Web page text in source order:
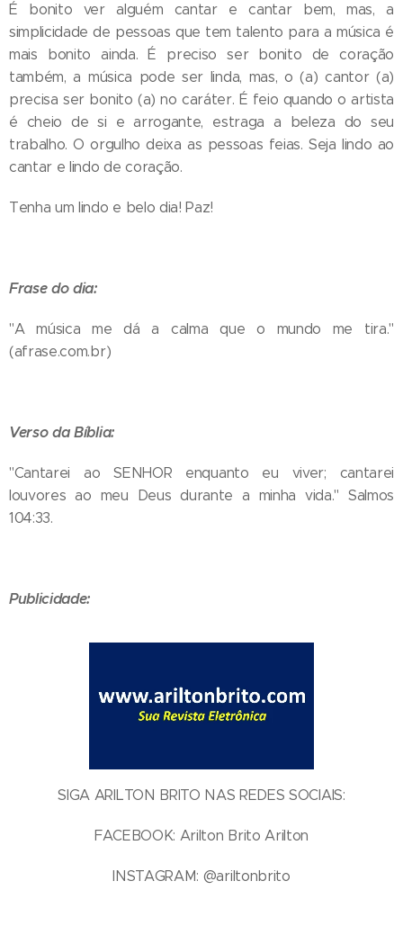
É bonito ver alguém cantar e cantar bem, mas, a
simplicidade de pessoas que tem talento para a música é
mais bonito ainda. É preciso ser bonito de coração
também, a música pode ser linda, mas, o (a) cantor (a)
precisa ser bonito (a) no caráter. É feio quando o artista
é cheio de si e arrogante, estraga a beleza do seu
trabalho. O orgulho deixa as pessoas feias. Seja lindo ao
cantar e lindo de coração.
Tenha um lindo e belo dia! Paz!
Frase do dia:
"A música me dá a calma que o mundo me tira."
(afrase.com.br)
Verso da Bíblia:
"Cantarei ao SENHOR enquanto eu viver; cantarei
louvores ao meu Deus durante a minha vida." Salmos
104:33.
Publicidade:
SIGA ARILTON BRITO NAS REDES SOCIAIS:
FACEBOOK: Arilton Brito Arilton
INSTAGRAM: @ariltonbrito